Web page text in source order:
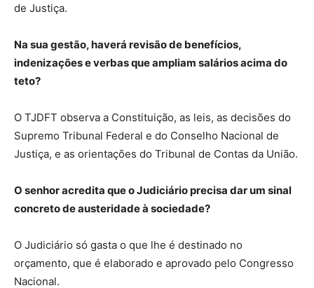
de Justiça.
Na sua gestão, haverá revisão de benefícios,
indenizações e verbas que ampliam salários acima do
teto?
O TJDFT observa a Constituição, as leis, as decisões do
Supremo Tribunal Federal e do Conselho Nacional de
Justiça, e as orientações do Tribunal de Contas da União.
O senhor acredita que o Judiciário precisa dar um sinal
concreto de austeridade à sociedade?
O Judiciário só gasta o que lhe é destinado no
orçamento, que é elaborado e aprovado pelo Congresso
Nacional.